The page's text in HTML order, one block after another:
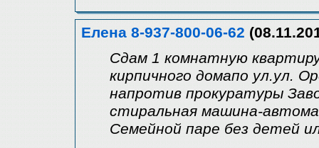
Елена 8-937-800-06-62
Сдам 1 комнатную
кирпичного домапо ул.ул.
напротив прокуратуры
стиральная машина-
Семейной паре без детей